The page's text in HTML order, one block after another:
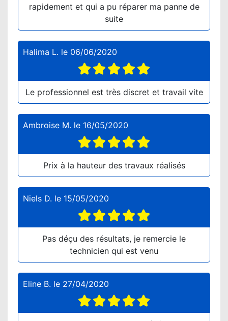
rapidement et qui a pu réparer ma panne de
suite
Halima L. le 06/06/2020
Le professionnel est très discret et travail vite
Ambroise M. le 16/05/2020
Prix à la hauteur des travaux réalisés
Niels D. le 15/05/2020
Pas déçu des résultats, je remercie le
technicien qui est venu
Eline B. le 27/04/2020